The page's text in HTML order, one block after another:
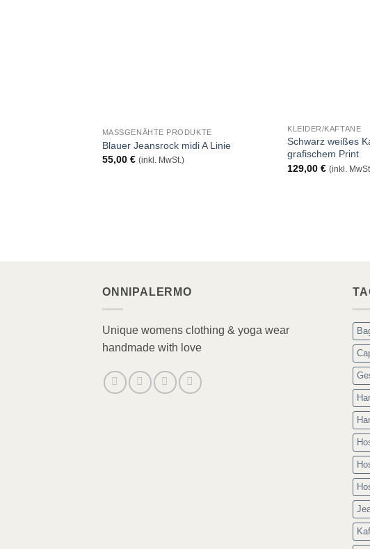
MASSGENÄHTE PRODUKTE
Blauer Jeansrock midi A Linie
55,00 € (inkl. MwSt.)
KLEIDER/KAFTANE
Schwarz weißes
grafischem Print
129,00€ (inkl.
ONNIPALERMO
Unique womens clothing & yoga wear
handmade with love